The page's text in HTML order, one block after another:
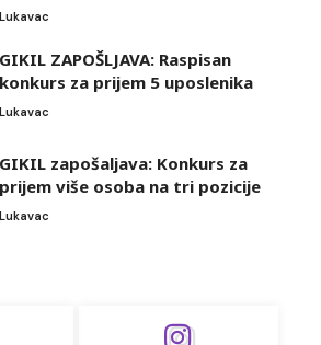
Lukavac
GIKIL ZAPOŠLJAVA: Raspisan
konkurs za prijem 5 uposlenika
Lukavac
GIKIL zapošaljava: Konkurs za
prijem više osoba na tri pozicije
Lukavac